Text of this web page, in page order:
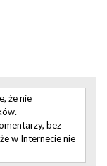
że nie
bez
w Internecie nie